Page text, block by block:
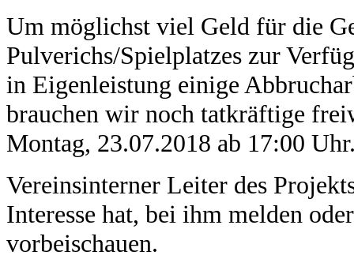
Um möglichst viel Geld für die
Pulverichs/Spielplatzes zur
in Eigenleistung einige
brauchen wir noch tatkräftige
Montag, 23.07.2018 ab 17:00
Vereinsinterner Leiter des
Interesse hat, bei ihm melden
vorbeischauen.